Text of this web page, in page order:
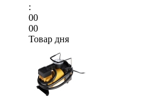
:
00
00
Товар дня